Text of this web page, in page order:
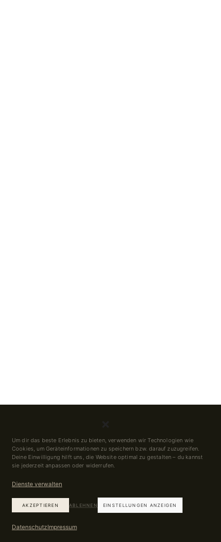
Um dir das beste Erlebnis zu bieten, verwenden wir Technologien wie
Cookies, um Geräteinformationen zu speichern bzw. darauf zuzugreifen.
Deine Einwilligung hilft uns, die Website optimal zu gestalten – du kannst
sie jederzeit anpassen oder widerrufen.
Dienste verwalten
AKZEPTIEREN ABLEHNEN EINSTELLUNGEN ANZEIGEN
DatenschutzImpressum